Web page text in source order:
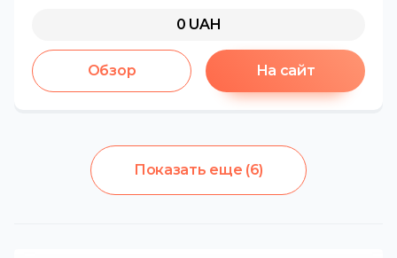
0 UAH
Обзор На сайт
Показать еще (6)